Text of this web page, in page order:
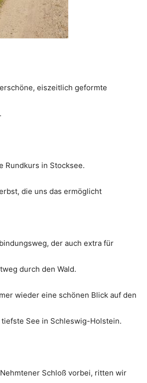
eiszeitlich geformte
Rundkurs in Stocksee.
die uns das ermöglicht
der auch extra für
durch den Wald.
wieder eine schönen Blick auf den
See in Schleswig-Holstein.
Schloß vorbei, ritten wir